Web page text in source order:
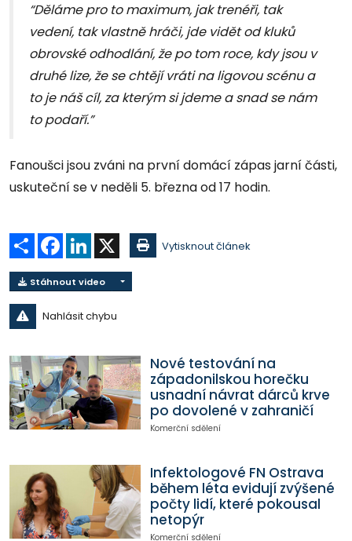
“Děláme pro to maximum, jak trenéři, tak
vedení, tak vlastně hráči, jde vidět od kluků
obrovské odhodlání, že po tom roce, kdy jsou v
druhé lize, že se chtějí vráti na ligovou scénu a
to je náš cíl, za kterým si jdeme a snad se nám
to podaří.”
Fanoušci jsou zváni na první domácí zápas jarní části,
uskuteční se v neděli 5. března od 17 hodin.
Sdílet Facebook
LinkedIn Vytisknout článek
Stáhnout video
Nahlásit chybu
Nové testování na
západonilskou horečku
usnadní návrat dárců krve
po dovolené v zahraničí
Komerční sdělení
Infektologové FN Ostrava
během léta evidují zvýšené
počty lidí, které pokousal
netopýr
Komerční sdělení